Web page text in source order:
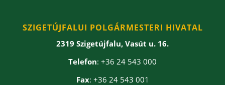
SZIGETÚJFALUI POLGÁRMESTERI HIVATAL
2319 Szigetújfalu, Vasút u. 16.
Telefon: +36 24 543 000
Fax: +36 24 543 001